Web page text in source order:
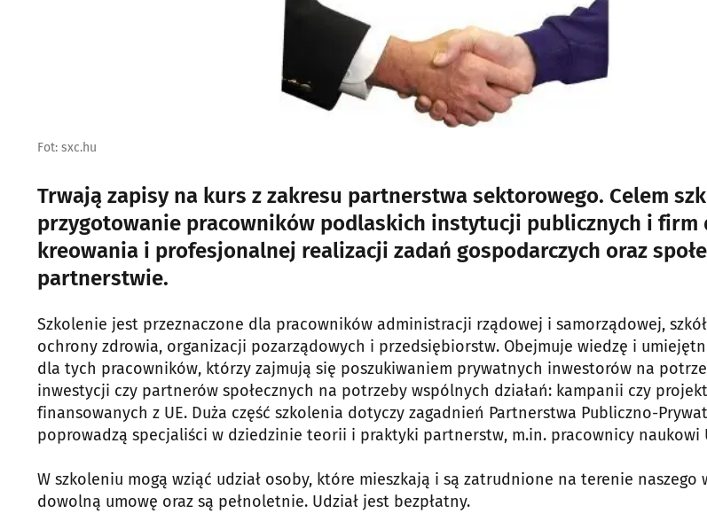
Fot: sxc.hu
Trwają zapisy na kurs z zakresu partnerstwa sektorowego. Celem
przygotowanie pracowników podlaskich instytucji publicznych i firm
kreowania i profesjonalnej realizacji zadań gospodarczych oraz
partnerstwie.
Szkolenie jest przeznaczone dla pracowników administracji rządowej i samorządowej,
ochrony zdrowia, organizacji pozarządowych i przedsiębiorstw. Obejmuje wiedzę i
dla tych pracowników, którzy zajmują się poszukiwaniem prywatnych inwestorów na
inwestycji czy partnerów społecznych na potrzeby wspólnych działań: kampanii czy
finansowanych z UE. Duża część szkolenia dotyczy zagadnień Partnerstwa Publiczno-
poprowadzą specjaliści w dziedzinie teorii i praktyki partnerstw, m.in. pracownicy naukowi
W szkoleniu mogą wziąć udział osoby, które mieszkają i są zatrudnione na terenie naszego
dowolną umowę oraz są pełnoletnie. Udział jest bezpłatny.